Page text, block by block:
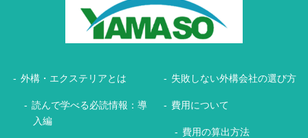
外構・エクステリアとは
読んで学べる必読情報：導
入編
失敗しない外構会社の選び方
費用について
費用の算出方法